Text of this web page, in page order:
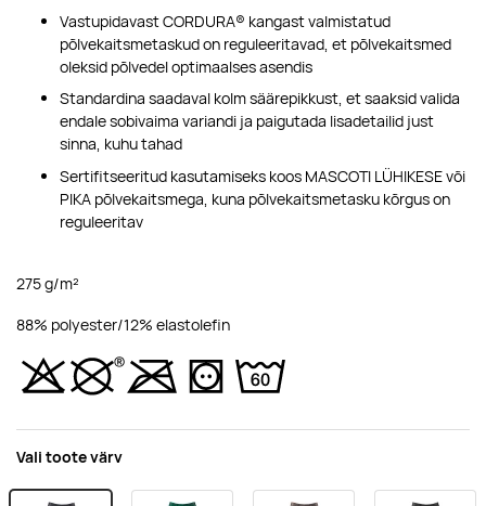
Vastupidavast CORDURA® kangast valmistatud
põlvekaitsmetaskud on reguleeritavad, et põlvekaitsmed
oleksid põlvedel optimaalses asendis
Standardina saadaval kolm säärepikkust, et saaksid valida
endale sobivaima variandi ja paigutada lisadetailid just
sinna, kuhu tahad
Sertifitseeritud kasutamiseks koos MASCOTI LÜHIKESE või
PIKA põlvekaitsmega, kuna põlvekaitsmetasku kõrgus on
reguleeritav
275 g/m²
88% polyester/12% elastolefin
Vali toote värv